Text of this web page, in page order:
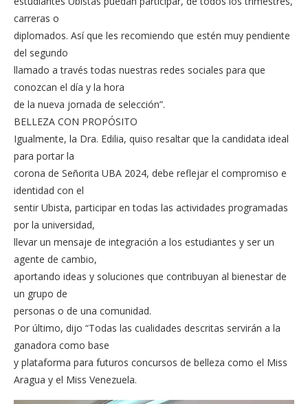
carreras o
diplomados. Así que les recomiendo que estén muy pendiente
del segundo
llamado a través todas nuestras redes sociales para que
conozcan el día y la hora
de la nueva jornada de selección”.
BELLEZA CON PROPÓSITO
Igualmente, la Dra. Edilia, quiso resaltar que la candidata ideal
para portar la
corona de Señorita UBA 2024, debe reflejar el compromiso e
identidad con el
sentir Ubista, participar en todas las actividades programadas
por la universidad,
llevar un mensaje de integración a los estudiantes y ser un
agente de cambio,
aportando ideas y soluciones que contribuyan al bienestar de
un grupo de
personas o de una comunidad.
Por último, dijo “Todas las cualidades descritas servirán a la
ganadora como base
y plataforma para futuros concursos de belleza como el Miss
Aragua y el Miss Venezuela.